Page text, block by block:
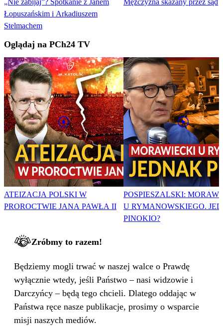
„Nie zabijaj”? Spotkanie z Janem
Łopuszańskim i Arkadiuszem
Stelmachem
Mężczyzna skazany przez sąd
Oglądaj na PCh24 TV
ATEIZACJA POLSKI W
PROROCTWIE JANA PAWŁA II
POSPIESZALSKI:
U RYMANOWSKIEGO.
PINOKIO?
Zróbmy to razem!
Będziemy mogli trwać w naszej walce o Prawdę
wyłącznie wtedy, jeśli Państwo – nasi widzowie i
Darczyńcy – będą tego chcieli. Dlatego oddając w
Państwa ręce nasze publikacje, prosimy o wsparcie
misji naszych mediów.